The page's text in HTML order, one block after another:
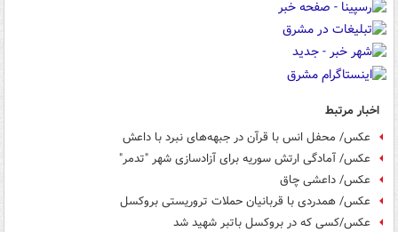
اخبار مرتبط
عکس/ محفل انس با قرآن در جبهه‌های نبرد با داعش
عکس/ آمادگی ارتش سوریه برای آزادسازی شهر "تدمر"
عکس/ داعشی چاق
عکس/ همدردی با قربانیان حملات تروریستی بروکسل
عکس/کسی که در بروکسل باتبر شهید شد